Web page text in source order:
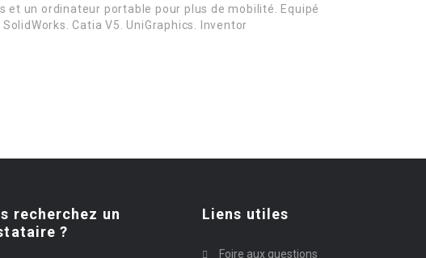
un ordinateur portable pour plus de mobilité. Equipé
Catia V5. UniGraphics. Inventor
recherchez un
?
Liens utiles
Foire aux questions